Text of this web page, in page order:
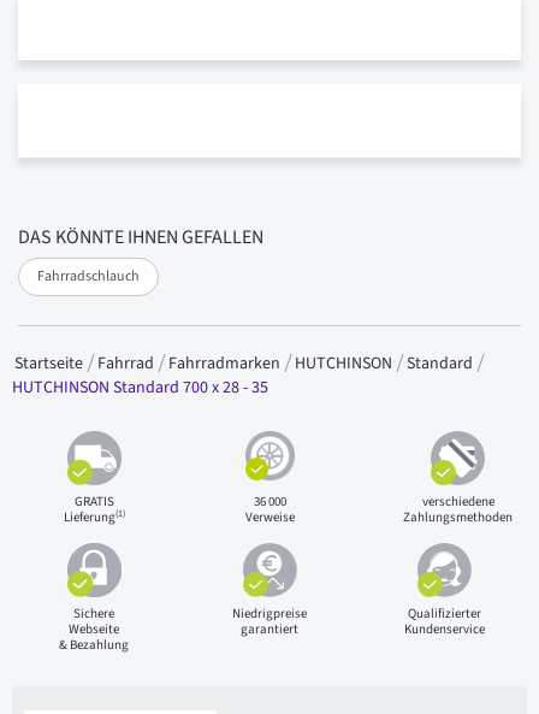
DAS KÖNNTE IHNEN GEFALLEN
Fahrradschlauch
Startseite Fahrrad Fahrradmarken HUTCHINSON
Standard
HUTCHINSON Standard 700 x 28 - 35
GRATIS
Lieferung(1)
36 000
Verweise
verschiedene
Zahlungsmethoden
Sichere
Webseite
& Bezahlung
Niedrigpreise
garantiert
Qualifizierter
Kundenservice